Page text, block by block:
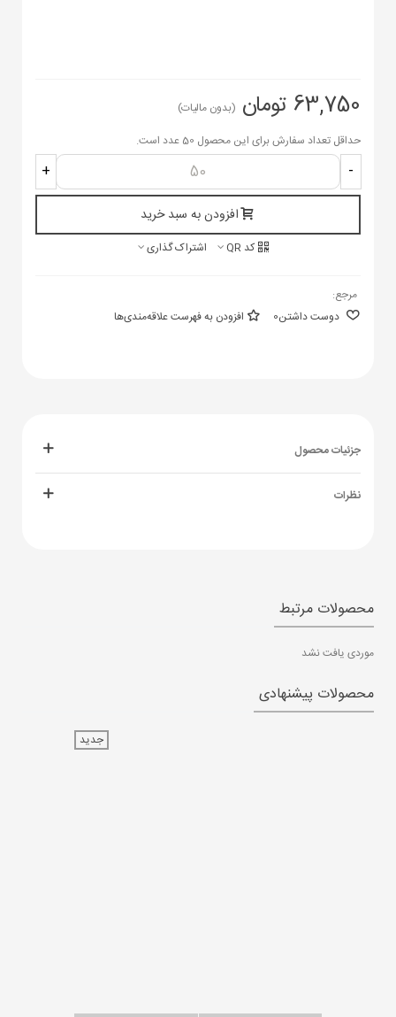
63,750 تومان
(بدون مالیات)
حداقل تعداد سفارش برای این محصول 50 عدد است.
-
+
افزودن به سبد خرید
کد QR اشتراک گذاری
مرجع:
دوست داشتن0 افزودن به فهرست علاقه‌مندی‌ها
جزئیات محصول
نظرات
محصولات مرتبط
موردی یافت نشد
محصولات پیشنهادی
جدید